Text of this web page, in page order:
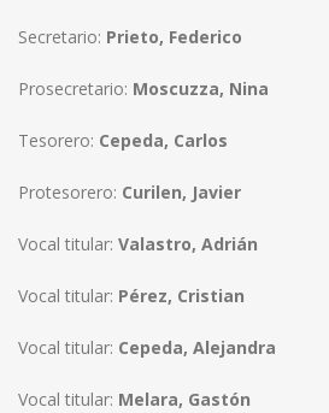
Secretario: Prieto, Federico
Prosecretario: Moscuzza, Nina
Tesorero: Cepeda, Carlos
Protesorero: Curilen, Javier
Vocal titular: Valastro, Adrián
Vocal titular: Pérez, Cristian
Vocal titular: Cepeda, Alejandra
Vocal titular: Melara, Gastón